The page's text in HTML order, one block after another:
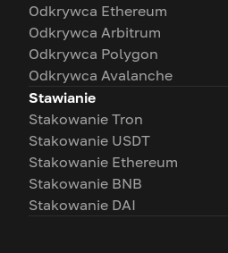
Odkrywca Ethereum
Odkrywca Arbitrum
Odkrywca Polygon
Odkrywca Avalanche
Stawianie
Stakowanie Tron
Stakowanie USDT
Stakowanie Ethereum
Stakowanie BNB
Stakowanie DAI